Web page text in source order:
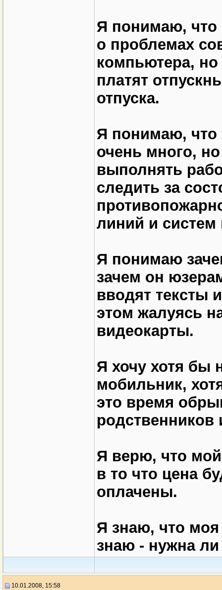
Я понимаю, что
о проблемах
компьютера,
платят
отпуска.
Я понимаю, что
очень много,
выполнять
следить за
линий и
Я понимаю
зачем он
вводят тексты
этом жалуясь
видеокарты.
Я хочу хотя бы
мобильник,
это время
родственников
Я верю, что мой
в то что цена
оплачены.
Я знаю, что моя
знаю - нужна ли
10.01.2008, 15:58